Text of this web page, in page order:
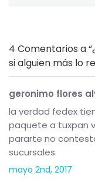
4 Comentarios a
si alguien más lo
geronimo flores
la verdad fedex
paquete a tuxpan
pararte no
sucursales.
mayo 2nd, 2017